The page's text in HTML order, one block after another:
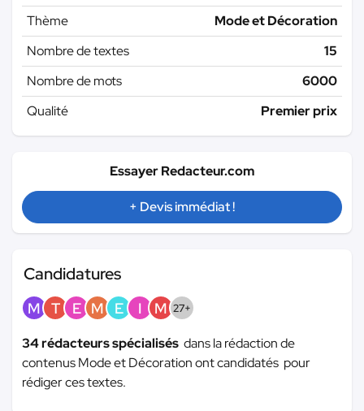
Thème
Mode et Décoration
Nombre de textes
15
Nombre de mots
6000
Qualité
Premier prix
Essayer Redacteur.com
+ Devis immédiat !
Candidatures
M T E M E I M 27+
34 rédacteurs spécialisés dans la rédaction de
contenus Mode et Décoration ont candidatés pour
rédiger ces textes.